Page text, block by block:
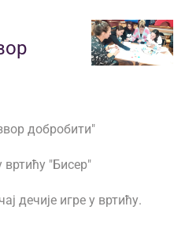
добробити"
вртићу "Бисер"
дечије игре у вртићу.